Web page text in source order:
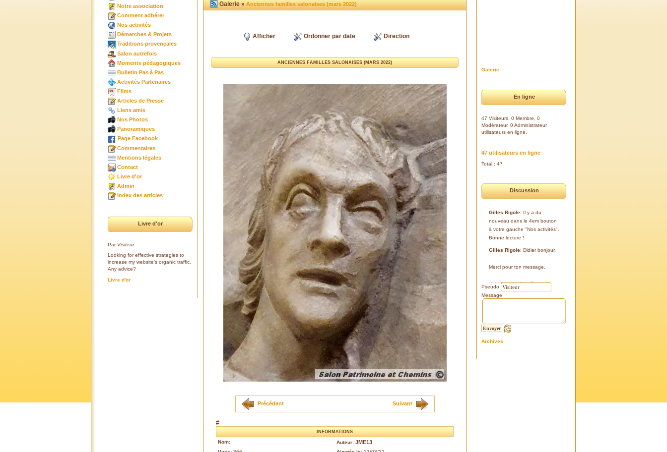
Notre association
Comment adhérer
Nos activités
Démarches & Projets
Traditions provençales
Salon autrefois
Moments pédagogiques
Bulletin Pas à Pas
Activités Partenaires
Films
Articles de Presse
Liens amis
Nos Photos
Panoramiques
Page Facebook
Commentaires
Mentions légales
Contact
Livre d'or
Admin
Index des articles
Livre d'or
Par Visiteur
Looking for effective strategies to
increase my website's organic traffic.
Any advice?
Livre d'or
Galerie
En ligne
47 Visiteurs, 0 Membre, 0
Modérateur, 0 Administrateur
utilisateurs en ligne.
47 utilisateurs en ligne
Total : 47
Discussion
Gilles Rigole: Il y a du
nouveau dans le 4em bouton
à votre gauche "Nos activités".
Bonne lecture !
Gilles Rigole: Didier bonjour.
Merci pour ton message.
Voici les coordonnées:
43°38'48'' N
Si tu le peux, le veux, notre
l'Eissame, fait une sortie le
Pseudo
Message
Archives
Galerie »Anciennes familles salonaises (mars 2022)
Afficher Ordonner par date Direction
ANCIENNES FAMILLES SALONAISES (MARS 2022)
Précédent Suivant
#
INFORMATIONS
Nom: Auteur: JME13